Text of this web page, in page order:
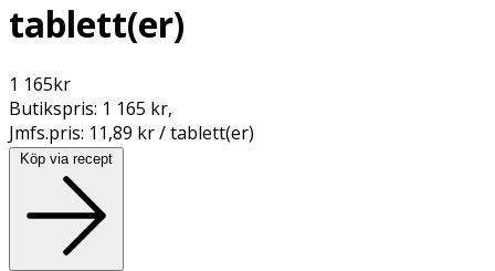
tablett(er)
1 165kr
Butikspris: 1 165 kr,
Jmfs.pris: 11,89 kr / tablett(er)
Köp via recept